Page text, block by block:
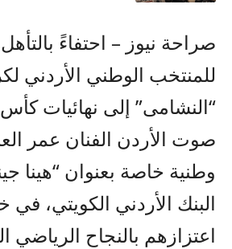
صراحة نيوز – احتفاءً
للمنتخب الوطني الأردني
“النشامى” إلى نهائيات
صوت الأردن الفنان عمر
وطنية خاصة بعنوان “هينا
البنك الأردني الكويتي،
اعتزازهم بالنجاح الرياضي